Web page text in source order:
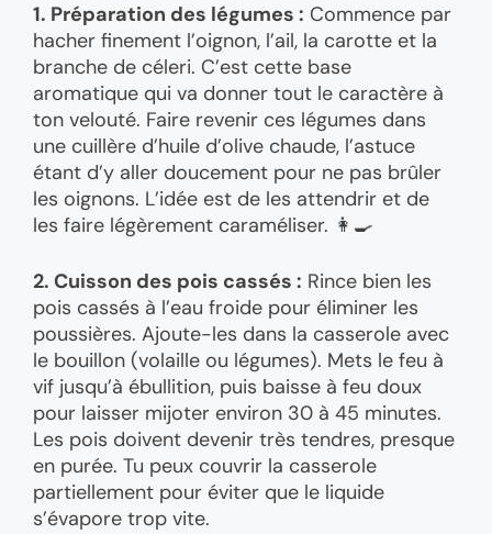
1. Préparation des légumes : Commence par
hacher finement l’oignon, l’ail, la carotte et la
branche de céleri. C’est cette base
aromatique qui va donner tout le caractère à
ton velouté. Faire revenir ces légumes dans
une cuillère d’huile d’olive chaude, l’astuce
étant d’y aller doucement pour ne pas brûler
les oignons. L’idée est de les attendrir et de
les faire légèrement caraméliser. 👩‍🍳
2. Cuisson des pois cassés : Rince bien les
pois cassés à l’eau froide pour éliminer les
poussières. Ajoute-les dans la casserole avec
le bouillon (volaille ou légumes). Mets le feu à
vif jusqu’à ébullition, puis baisse à feu doux
pour laisser mijoter environ 30 à 45 minutes.
Les pois doivent devenir très tendres, presque
en purée. Tu peux couvrir la casserole
partiellement pour éviter que le liquide
s’évapore trop vite.